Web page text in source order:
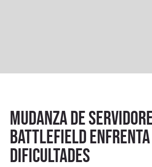
Mudanza de
Battlefield enfrenta
dificultades